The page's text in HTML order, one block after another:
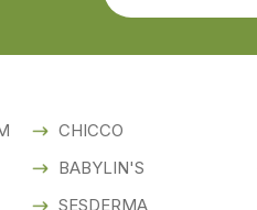
CHICCO
BABYLIN'S
SESDERMA